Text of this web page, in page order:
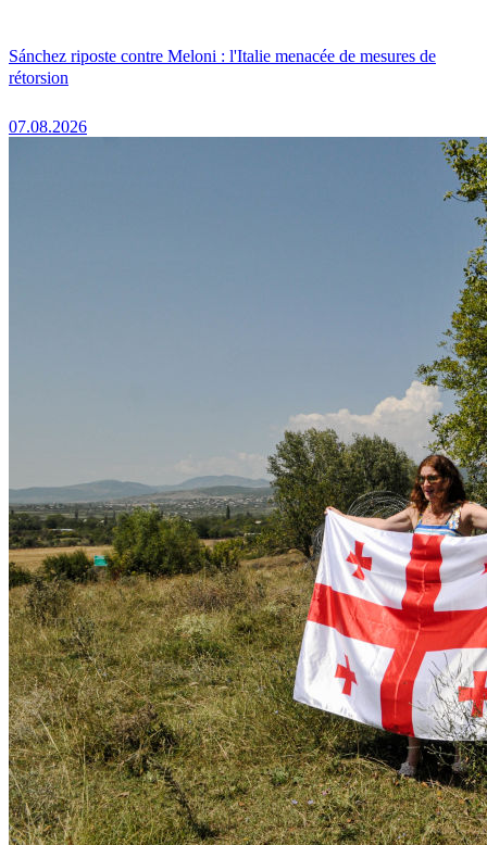
Sánchez riposte contre Meloni : l'Italie menacée de mesures de
rétorsion
07.08.2026